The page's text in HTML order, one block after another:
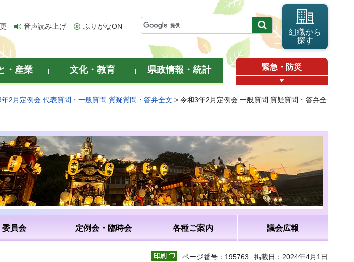
音声読み上げ ふりがなON
組織から
探す
・産業 文化・教育 県政情報・統計 緊急・防災
2月定例会 代表質問・一般質問 質疑質問・答弁全文 > 令和3年2月定例会 一般質問 質疑質問・答弁全
委員会 定例会・臨時会 各種ご案内 議会広報
ページ番号：195763 掲載日：2024年4月1日